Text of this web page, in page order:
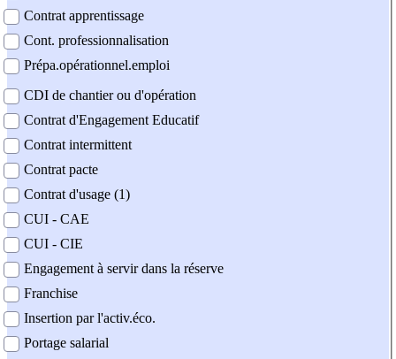
Contrat apprentissage
Cont. professionnalisation
Prépa.opérationnel.emploi
CDI de chantier ou d'opération
Contrat d'Engagement Educatif
Contrat intermittent
Contrat pacte
Contrat d'usage (1)
CUI - CAE
CUI - CIE
Engagement à servir dans la réserve
Franchise
Insertion par l'activ.éco.
Portage salarial